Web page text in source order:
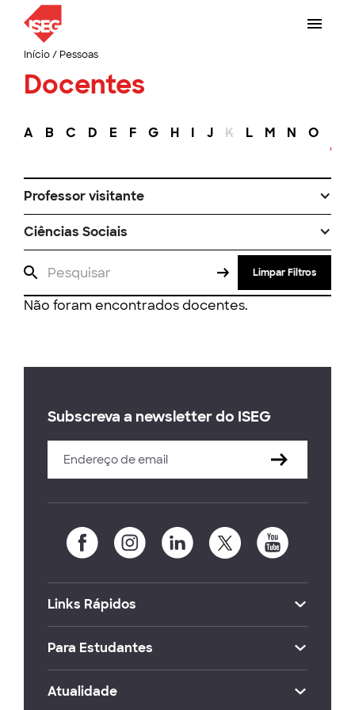
Início/ Pessoas
Docentes
A B C D E F G H I J K L M N O
Professor visitante
Ciências Sociais
Limpar Filtros
Não foram encontrados docentes.
Subscreva a newsletter do ISEG
Links Rápidos
Para Estudantes
Atualidade